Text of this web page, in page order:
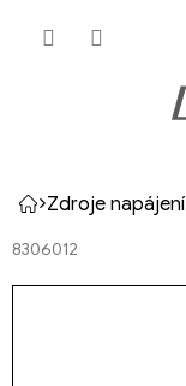
Domů
Zdroje napájení
8306012